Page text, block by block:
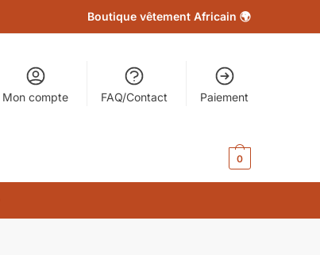
Boutique vêtement Africain 🌍
Mon compte FAQ/Contact Paiement
0